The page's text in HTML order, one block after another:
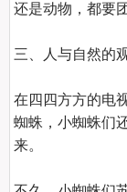
还是动物，都要
三、人与自然的
在四四方方的电
蜘蛛，小蜘蛛们
来。